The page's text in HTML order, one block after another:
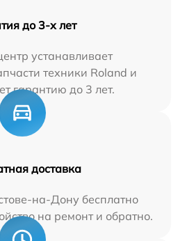
до 3-х лет
устанавливает
техники Roland и
гарантию до 3 лет.
доставка
на-Дону бесплатно
на ремонт и обратно.